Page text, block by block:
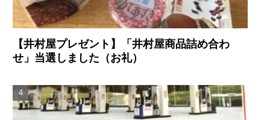
【井村屋プレゼント】「井村屋商品詰め合わ
せ」当選しました（お礼）